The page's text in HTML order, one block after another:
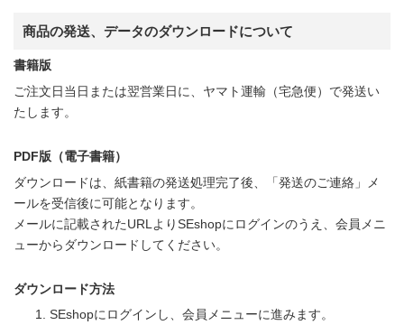
商品の発送、データのダウンロードについて
書籍版
ご注文日当日または翌営業日に、ヤマト運輸（宅急便）で発送い
たします。
PDF版（電子書籍）
ダウンロードは、紙書籍の発送処理完了後、「発送のご連絡」メ
ールを受信後に可能となります。
メールに記載されたURLよりSEshopにログインのうえ、会員メニ
ューからダウンロードしてください。
ダウンロード方法
SEshopにログインし、会員メニューに進みます。